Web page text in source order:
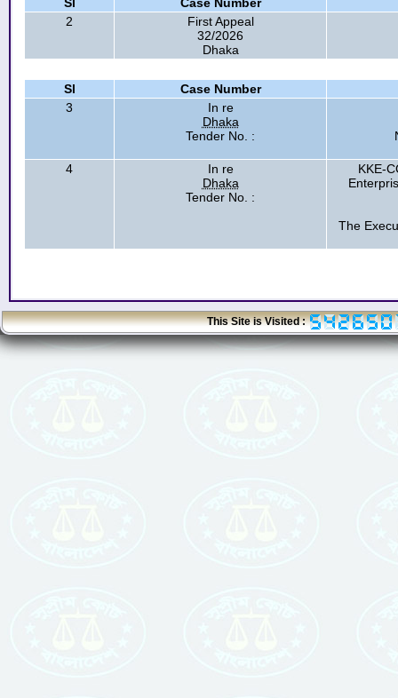
2
First Appeal
32/2026
Dhaka
Sl
Case Number
3
In re
Dhaka
Tender No. :
4
In re
Dhaka
Tender No. :
KKE-
The
This Site is Visited :